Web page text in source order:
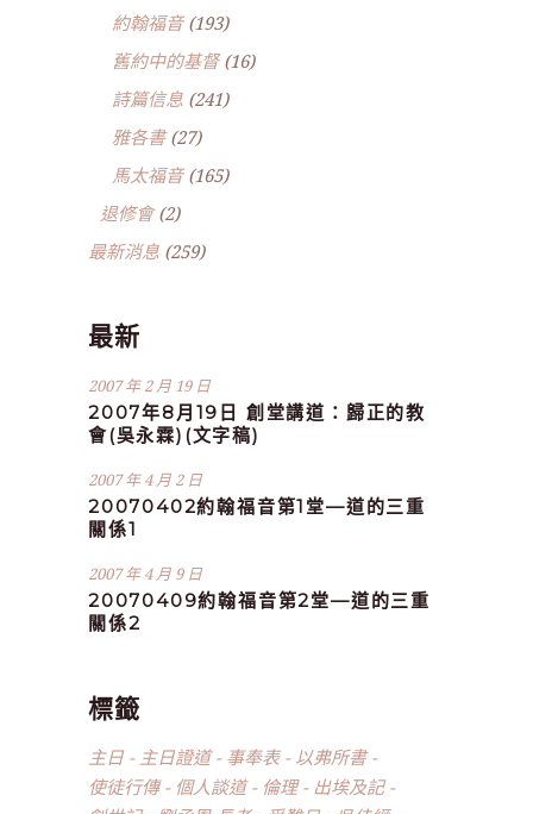
約翰福音(193)
舊約中的基督(16)
詩篇信息 (241)
雅各書(27)
馬太福音(165)
退修會(2)
最新消息 (259)
最新
2007 年 2 月 19 日
2007年8月19日 創堂講道：歸正的教
會(吳永霖)(文字稿)
2007 年 4 月 2 日
20070402約翰福音第1堂—道的三重
關係1
2007 年 4 月 9 日
20070409約翰福音第2堂—道的三重
關係2
標籤
主日 主日證道 事奉表
以弗所書
使徒行傳
個人談道 倫理
出埃及記